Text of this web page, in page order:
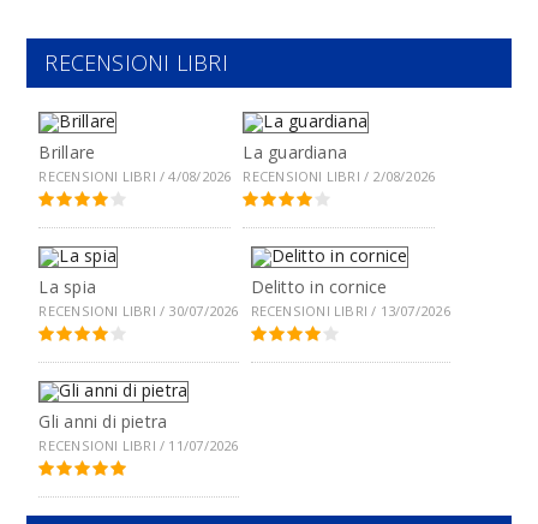
RECENSIONI LIBRI
Brillare
RECENSIONI LIBRI / 4/08/2026
La guardiana
RECENSIONI LIBRI / 2/08/2026
La spia
RECENSIONI LIBRI / 30/07/2026
Delitto in cornice
RECENSIONI LIBRI / 13/07/2026
Gli anni di pietra
RECENSIONI LIBRI / 11/07/2026